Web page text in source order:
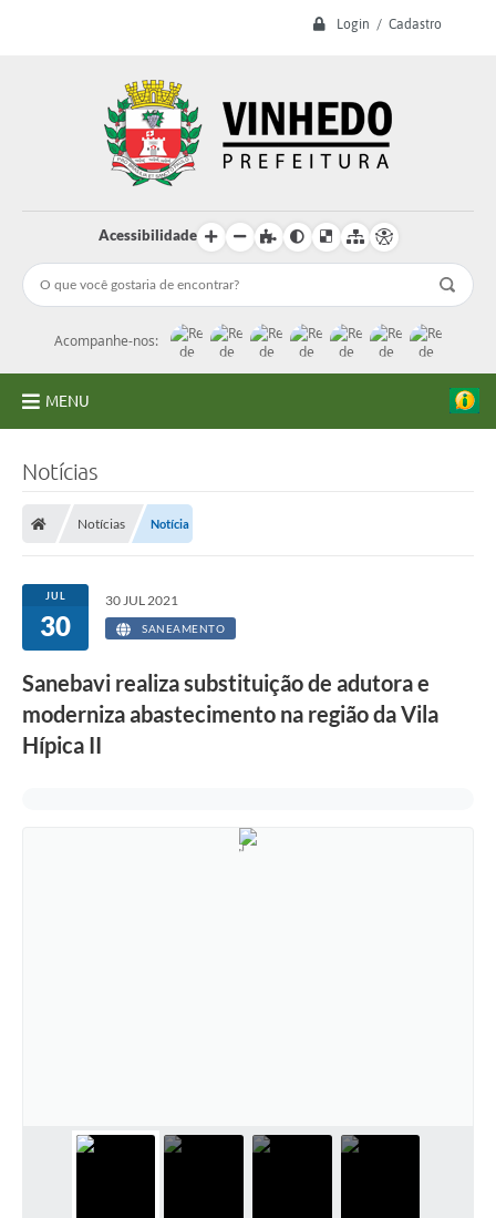
Login / Cadastro
Acessibilidade
Acompanhe-nos:
MENU
Licitações
Transparência
Concursos e Processos Seletivos
Notícias
Notícias Notícia
JUL
30
30 JUL 2021
SANEAMENTO
Sanebavi realiza substituição de adutora e
moderniza abastecimento na região da Vila
Hípica II